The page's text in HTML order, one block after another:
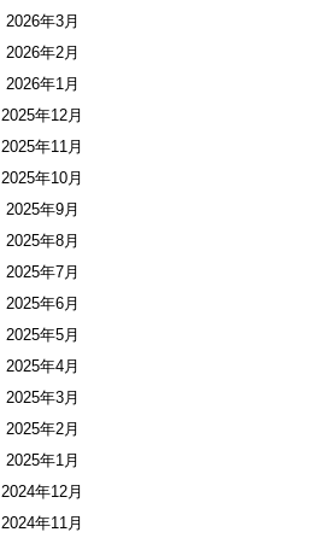
2026年3月
2026年2月
2026年1月
2025年12月
2025年11月
2025年10月
2025年9月
2025年8月
2025年7月
2025年6月
2025年5月
2025年4月
2025年3月
2025年2月
2025年1月
2024年12月
2024年11月